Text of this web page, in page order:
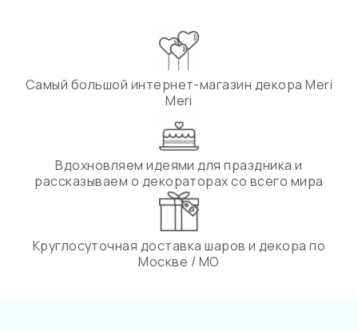
Самый большой интернет-магазин декора Meri
Meri
Вдохновляем идеями для праздника и
рассказываем о декораторах со всего мира
Круглосуточная доставка шаров и декора по
Москве / МО